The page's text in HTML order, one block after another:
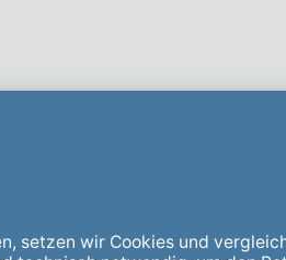
Ihnen in allen Fragen